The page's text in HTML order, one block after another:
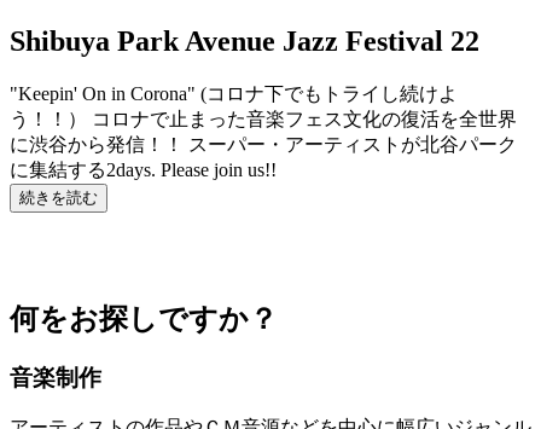
Shibuya Park Avenue Jazz Festival 22
"Keepin' On in Corona" (コロナ下でもトライし続けよ
う！！） コロナで止まった音楽フェス文化の復活を全世界
に渋谷から発信！！ スーパー・アーティストが北谷パーク
に集結する2days. Please join us!!
続きを読む
何をお探しですか？
音楽制作